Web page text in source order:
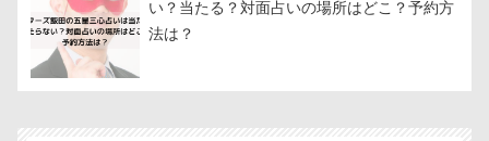
い？当たる？対面占いの場所はどこ？予約方
法は？